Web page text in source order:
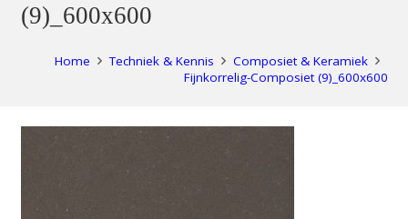
(9)_600x600
Home Techniek & Kennis
Composiet & Keramiek
Fijnkorrelig-Composiet (9)_600x600